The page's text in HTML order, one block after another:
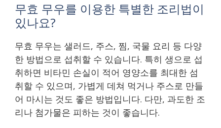
무효 무우를 이용한 특별한 조리법이
있나요?
무효 무우는 샐러드, 주스, 찜, 국물 요리 등 다양
한 방법으로 섭취할 수 있습니다. 특히 생으로 섭
취하면 비타민 손실이 적어 영양소를 최대한 섬
취할 수 있으며, 가볍게 데쳐 먹거나 주스로 만들
어 마시는 것도 좋은 방법입니다. 다만, 과도한 조
리나 첨가물은 피하는 것이 좋습니다.